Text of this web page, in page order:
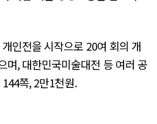
인전을 시작으로 20여 회의 개
며, 대한민국미술대전 등 여러 공
쪽, 2만1천원.